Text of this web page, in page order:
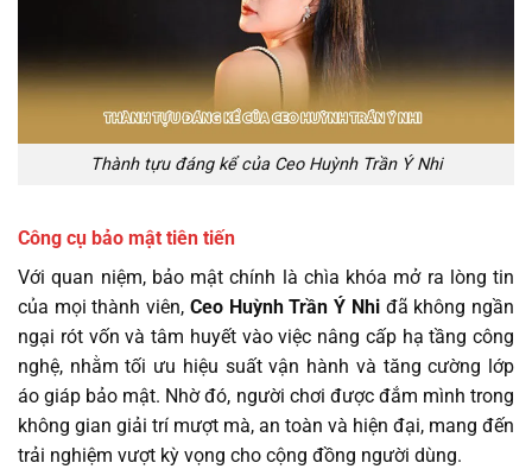
Thành tựu đáng kể của Ceo Huỳnh Trần Ý Nhi
Công cụ bảo mật tiên tiến
Với quan niệm, bảo mật chính là chìa khóa mở ra lòng tin
của mọi thành viên, Ceo Huỳnh Trần Ý Nhiđã không ngần
ngại rót vốn và tâm huyết vào việc nâng cấp hạ tầng công
nghệ, nhằm tối ưu hiệu suất vận hành và tăng cường lớp
áo giáp bảo mật. Nhờ đó, người chơi được đắm mình trong
không gian giải trí mượt mà, an toàn và hiện đại, mang đến
trải nghiệm vượt kỳ vọng cho cộng đồng người dùng.